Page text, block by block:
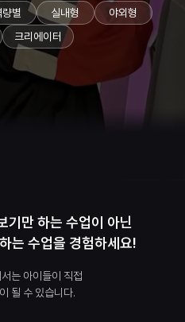
량별 실내형
야외형
크리에이터
기만 하는 수업이 아닌
는 수업을 경험하세요!
는 아이들이 직접
될 수 있습니다.